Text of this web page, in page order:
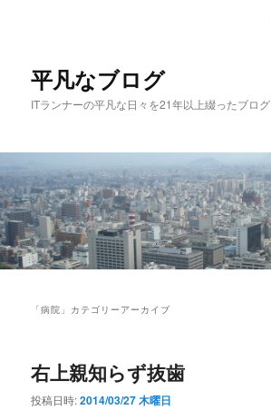
移
動
動
平凡なブログ
ITランナーの平凡な日々を21年以上綴ったブログ
「病院 」カテゴリーアーカイブ
右上親知らず抜歯
投稿日時:2014/03/27 木曜日